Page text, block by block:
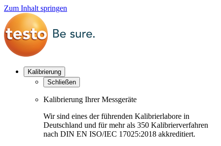
Zum Inhalt springen
Kalibrierung
Schließen
Kalibrierung Ihrer Messgeräte
Wir sind eines der führenden Kalibrierlabore in
Deutschland und für mehr als 350 Kalibrierverfahren
nach DIN EN ISO/IEC 17025:2018 akkreditiert.